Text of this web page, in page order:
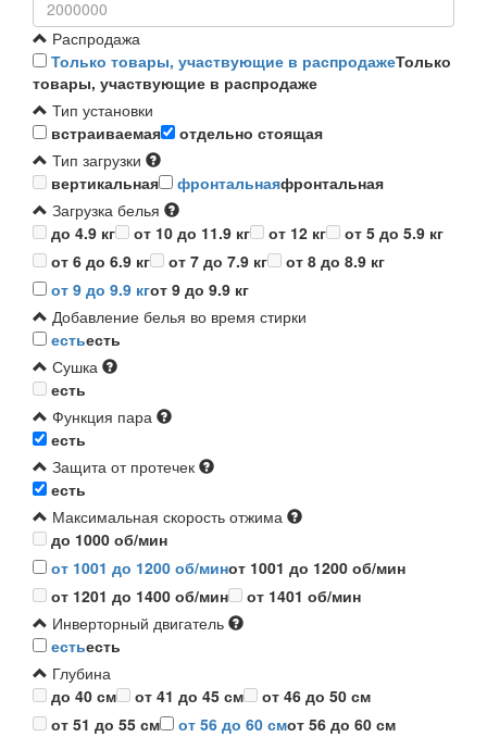
Распродажа
Только товары, участвующие в распродажеТолько
товары, участвующие в распродаже
Тип установки
встраиваемая
отдельно стоящая
Тип загрузки
вертикальная
фронтальнаяфронтальная
Загрузка белья
до 4.9 кг
от 10 до 11.9 кг от 12 кг
от 5 до 5.9 кг
от 6 до 6.9 кг
от 7 до 7.9 кг
от 8 до 8.9 кг
от 9 до 9.9 кгот 9 до 9.9 кг
Добавление белья во время стирки
естьесть
Сушка
есть
Функция пара
есть
Защита от протечек
есть
Максимальная скорость отжима
до 1000 об/мин
от 1001 до 1200 об/минот 1001 до 1200 об/мин
от 1201 до 1400 об/мин
от 1401 об/мин
Инверторный двигатель
естьесть
Глубина
до 40 см
от 41 до 45 см
от 46 до 50 см
от 51 до 55 см
от 56 до 60 смот 56 до 60 см